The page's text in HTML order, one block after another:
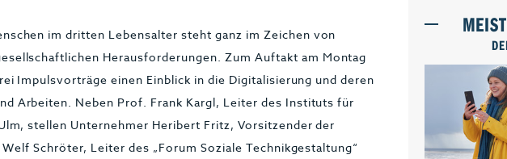
im dritten Lebensalter steht ganz im Zeichen von
Herausforderungen. Zum Auftakt am Montag
Impulsvorträge einen Einblick in die Digitalisierung und deren
Arbeiten. Neben Prof. Frank Kargl, Leiter des Instituts für
stellen Unternehmer Heribert Fritz, Vorsitzender der
Schröter, Leiter des „Forum Soziale Technikgestaltung“